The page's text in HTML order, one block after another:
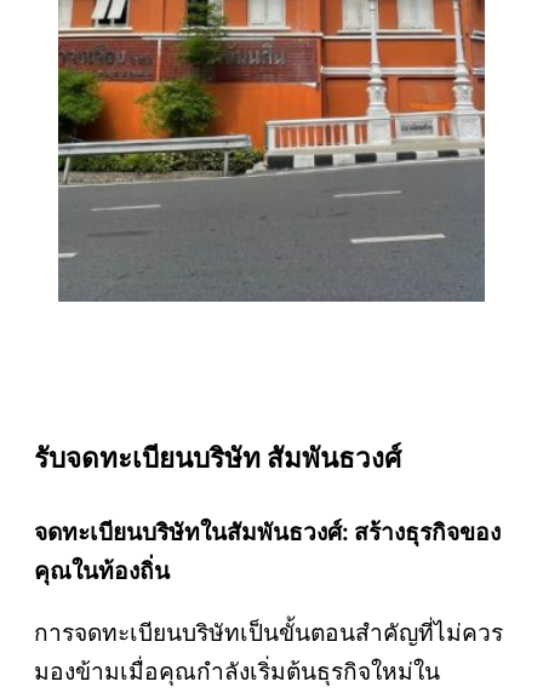
รับจดทะเบียนบริษัท สัมพันธวงศ์
จดทะเบียนบริษัทในสัมพันธวงศ์: สร้างธุรกิจของ
คุณในท้องถิ่น
การจดทะเบียนบริษัทเป็นขั้นตอนสำคัญที่ไม่ควร
มองข้ามเมื่อคุณกำลังเริ่มต้นธุรกิจใหม่ใน